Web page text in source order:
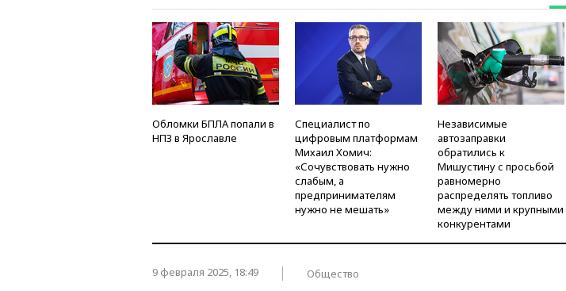
СТИЛЬ ТЕСТЫ
Обломки БПЛА попали в
НПЗ в Ярославле
Специалист по
цифровым платформам
Михаил Хомич:
«Сочувствовать нужно
слабым, а
предпринимателям
нужно не мешать»
Независимые
автозаправки
обратились к
Мишустину с просьбой
равномерно
распределять топливо
между ними и крупными
конкурентами
9 февраля 2025, 18:49 Общество